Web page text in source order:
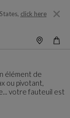
click here
élément de
ou pivotant,
votre fauteuil est